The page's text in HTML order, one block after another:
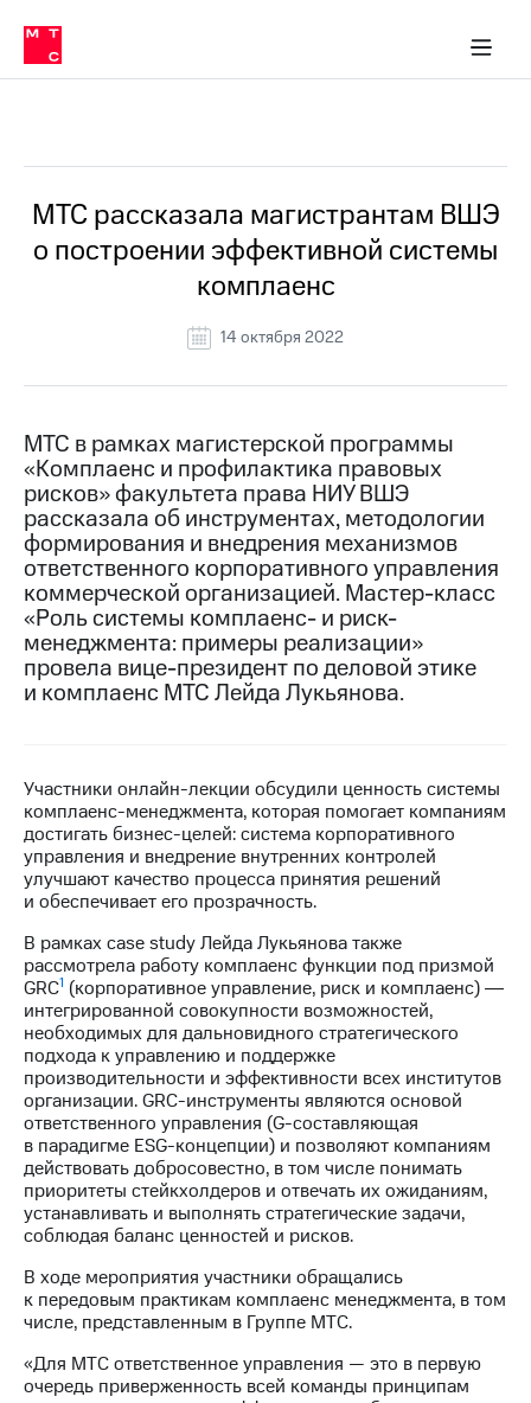
Медиа-центр
и акционерам
Устойчивое развитие
Комплаенс и деловая этика
компании
Карьера
История
компании
Руководство
информация
Контакты
Медиа-центр
Пресс-
релизы
МТС
о технологиях
Достижения
Интервью
Контакты
Пригласить
спикера
и акционерам
Корпоративное
управление
Корпоративный
секретарь
Раскрытие
информации
Информация
акционерам
Документы
ПАО
"МТС"
Собрания
акционеров
Личный
кабинет
акционера
Акционерный
капитал
Контроль
и
в МТС
Пресс-
релизы
о технологиях
МТС рассказала магистрантам ВШЭ
о построении эффективной системы
комплаенс
14 октября 2022
МТС в рамках магистерской программы
«Комплаенс и профилактика правовых
рисков» факультета права НИУ ВШЭ
рассказала об инструментах, методологии
формирования и внедрения механизмов
ответственного корпоративного управления
коммерческой организацией. Мастер-класс
«Роль системы комплаенс- и риск-
менеджмента: примеры реализации»
провела вице-президент по деловой этике
и комплаенс МТС Лейда Лукьянова.
Участники онлайн-лекции обсудили ценность системы
комплаенс-менеджмента, которая помогает компаниям
достигать бизнес-целей: система корпоративного
управления и внедрение внутренних контролей
улучшают качество процесса принятия решений
и обеспечивает его прозрачность.
В рамках case study Лейда Лукьянова также
рассмотрела работу комплаенс функции под призмой
GRC1 (корпоративное управление, риск и комплаенс) ―
интегрированной совокупности возможностей,
необходимых для дальновидного стратегического
подхода к управлению и поддержке
производительности и эффективности всех институтов
организации. GRC-инструменты являются основой
ответственного управления (G-составляющая
в парадигме ESG-концепции) и позволяют компаниям
действовать добросовестно, в том числе понимать
приоритеты стейкхолдеров и отвечать их ожиданиям,
устанавливать и выполнять стратегические задачи,
соблюдая баланс ценностей и рисков.
В ходе мероприятия участники обращались
к передовым практикам комплаенс менеджмента, в том
числе, представленным в Группе МТС.
«Для МТС ответственное управления — это в первую
очередь приверженность всей команды принципам